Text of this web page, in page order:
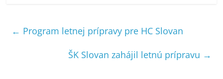
← Program letnej prípravy pre HC Slovan
ŠK Slovan zahájil letnú prípravu →